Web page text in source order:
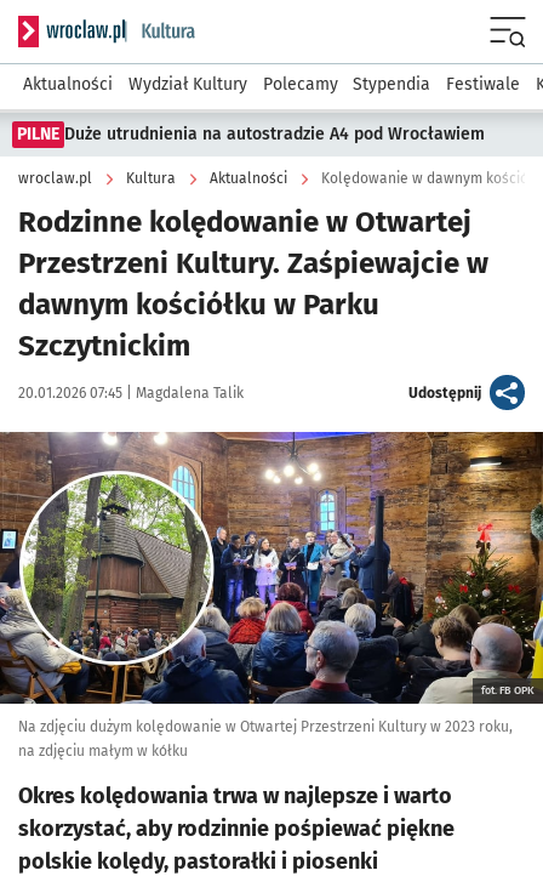
Serwis informacyjny wroclaw.pl podserwis: Kultura
Aktualności Wydział Kultury Polecamy Stypendia Festiwale
PILNE Duże utrudnienia na autostradzie A4 pod Wrocławiem
wroclaw.pl Kultura Aktualności Kolędowanie w dawnym
Rodzinne kolędowanie w Otwartej
Przestrzeni Kultury. Zaśpiewajcie w
dawnym kościółku w Parku
Szczytnickim
Data publikacji:
20.01.2026 07:45 | Autor:
Magdalena Talik Udostępnijartykuł
Kliknij, aby powiększyć
fot. FB OPK
Na zdjęciu dużym kolędowanie w Otwartej Przestrzeni Kultury w 2023 roku,
na zdjęciu małym w kółku
Okres kolędowania trwa w najlepsze i warto
skorzystać, aby rodzinnie pośpiewać piękne
polskie kolędy, pastorałki i piosenki